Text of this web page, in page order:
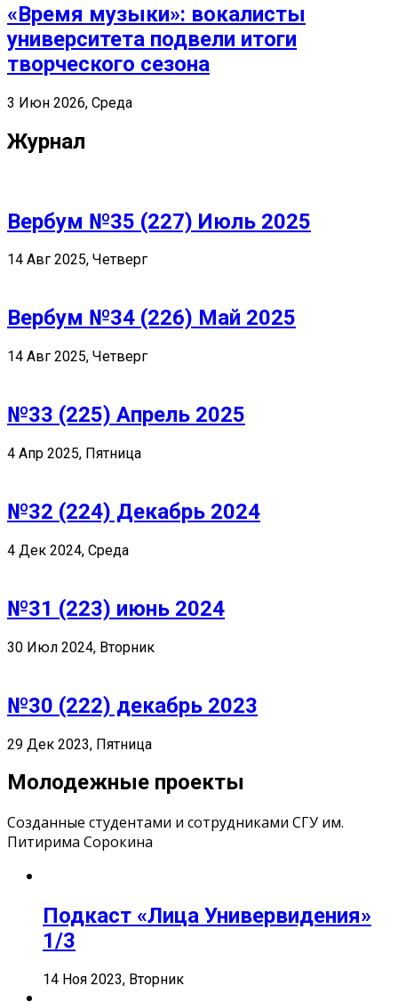
«Время музыки»: вокалисты
университета подвели итоги
творческого сезона
3 Июн 2026, Среда
Журнал
Вербум №35 (227) Июль 2025
14 Авг 2025, Четверг
Вербум №34 (226) Май 2025
14 Авг 2025, Четверг
№33 (225) Апрель 2025
4 Апр 2025, Пятница
№32 (224) Декабрь 2024
4 Дек 2024, Среда
№31 (223) июнь 2024
30 Июл 2024, Вторник
№30 (222) декабрь 2023
29 Дек 2023, Пятница
Молодежные проекты
Созданные студентами и сотрудниками СГУ им.
Питирима Сорокина
Подкаст «Лица Универвидения»
1/3
14 Ноя 2023, Вторник